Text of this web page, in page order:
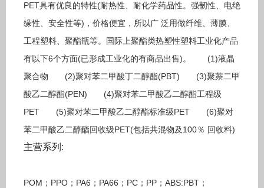
PET具有优良的特性(耐热性、耐化学药品性。强韧性、电绝
缘性、安全性等)，价格便宜，所以广 泛用做纤维、薄膜、
工程塑料、聚酯瓶等。国际上聚酯类热塑性塑料工业化产品
有以下6个方面(已形成工业化的有商品出售)。 (1)液晶
聚合物 (2)聚对苯二甲酸丁二醇酯(PBT) (3)聚萘二甲
酸乙二醇酯(PEN) (4)聚对苯二甲酸乙二醇酯工程级
PET (5)聚对苯二甲酸乙二醇酯标准级PET (6)聚对
苯二甲酸乙二醇酯回收级PET(包括共混物及100％ 回收料)
主营系列:
POM；PPO；PA6；PA66；PC；PP；ABS:PBT；